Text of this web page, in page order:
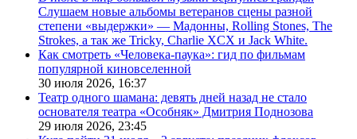
Слушаем новые альбомы ветеранов сцены разной
степени «выдержки» — Мадонны, Rolling Stones, The
Strokes, а так же Tricky, Charlie XCX и Jack White.
Как смотреть «Человека-паука»: гид по фильмам
популярной киновселенной
30 июля 2026, 16:37
Театр одного шамана: девять дней назад не стало
основателя театра «Особняк» Дмитрия Поднозова
29 июля 2026, 23:45